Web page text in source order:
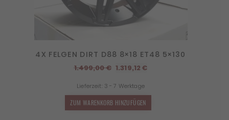
4X FELGEN DIRT D88 8×18 ET48 5×130
1.499,00€ Ursprünglicher
war:
1.499,00 €
1.319,12€Aktueller
Lieferzeit: 3 - 7 Werktage
ZUM WARENKORB HINZUFÜGEN